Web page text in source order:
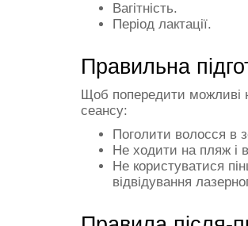
Вагітність.
Період лактації.
Правильна
Щоб попередити можливі
сеансу:
Поголити волосся в
Не ходити на пляж і в
Не користуватися
відвідування